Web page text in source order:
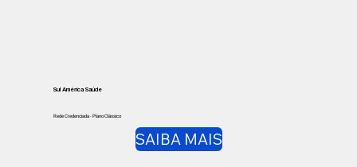
Sul América Saúde
Rede Credenciada - Plano Clássico
SAIBA MAIS